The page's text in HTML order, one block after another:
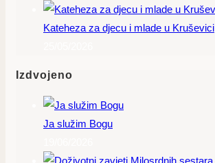
Kateheza za djecu i mlade u Kruševici
Izdvojeno
Ja služim Bogu